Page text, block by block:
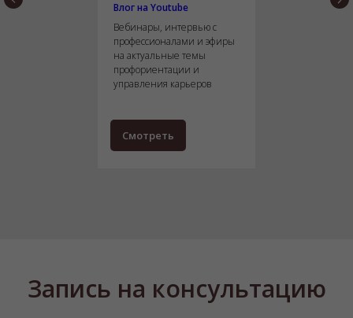
Влог на Youtube
Вебинары, интервью с
профессионалами и эфиры
на актуальные темы
профориентации и
управления карьеров
Смотреть
Запись на консультацию